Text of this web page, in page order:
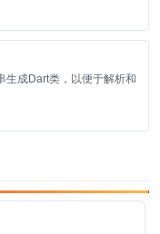
生成Dart类，以便于解析和